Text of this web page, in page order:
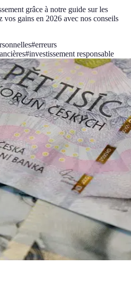
grâce à notre guide sur les
vos gains en 2026 avec nos conseils
#erreurs
#investissement responsable